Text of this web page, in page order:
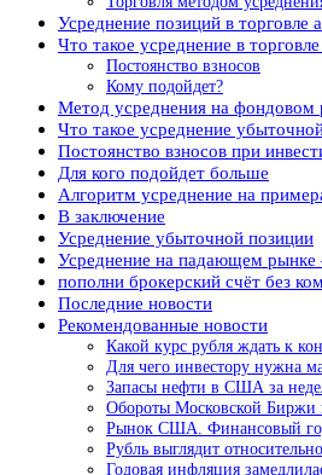
Усреднение позиций в торговле
Что такое усреднение в
Постоянство взносов
Кому подойдет?
Метод усреднения на фондовом
Что такое усреднение
Постоянство взносов при
Для кого подойдет больше
Алгоритм усреднение на
В заключение
Усреднение убыточной позиции
Усреднение на падающем рынке
пополни брокерский счёт без
Последние новости
Рекомендованные новости
Какой курс рубля ждать к
Для чего инвестору нужна
Запасы нефти в США за
Обороты Московской Биржи
Рынок США. Финансовый год
Рубль выглядит
Годовая инфляция